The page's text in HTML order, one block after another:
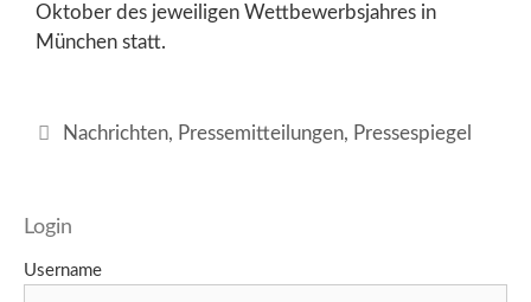
Oktober des jeweiligen Wettbewerbsjahres in
München statt.
Kategorien
Nachrichten, Pressemitteilungen, Pressespiegel
Login
Username